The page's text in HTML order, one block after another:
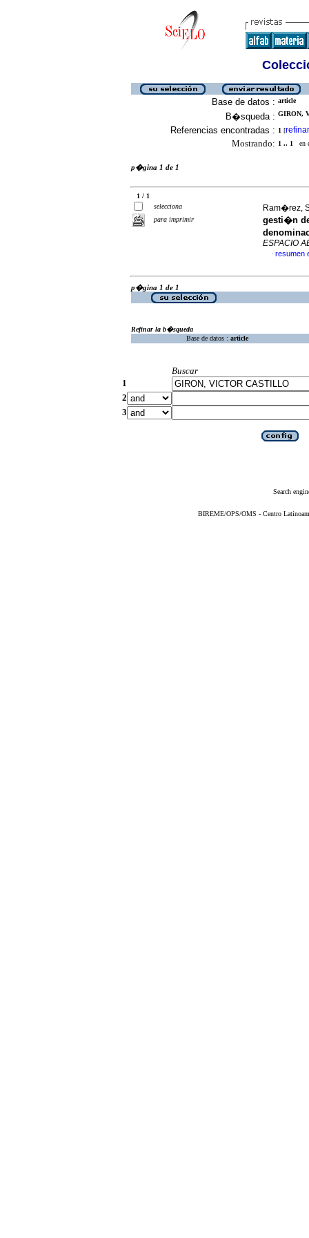
Base de datos : article
B�squeda : GIRON,
Referencias encontradas : 1 [refinar
Mostrando: 1 .. 1 en
p�gina 1 de 1
1 / 1
selecciona
para imprimir
Ram�rez,
gesti�n
ESPACIO
· resumen
p�gina 1 de 1
Refinar la b�squeda
Base de datos : article
Buscar
1
2
3
Search
BIREME/OPS/OMS - Centro